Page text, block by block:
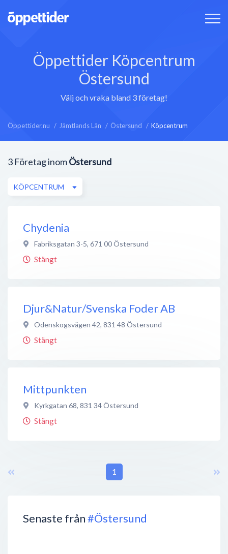
Öppettider Köpcentrum
Östersund
Välj och vraka bland 3 företag!
Öppettider.nu Jämtlands Län Östersund Köpcentrum
Senaste från#Östersund
3 Företag inomÖstersund
KÖPCENTRUM
Chydenia
Fabriksgatan 3-5, 671 00Östersund
Stängt
Djur&Natur/Svenska Foder AB
Odenskogsvägen 42, 831 48 Östersund
Stängt
Mittpunkten
Kyrkgatan 68, 831 34Östersund
Stängt
1